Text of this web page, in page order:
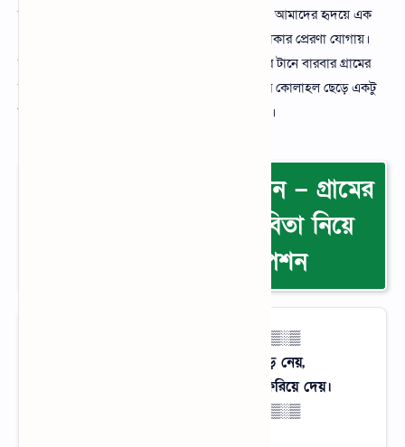
মতো নয়। এখানে প্রতিটি ঋতু নতুন রূপে ধরা দেয়, যা আমাদের হৃদয়ে এক
গভীর আত্মিক টান তৈরি করে এবং মাটির কাছাকাছি থাকার প্রেরণা যোগায়।
মানুষ তার শেকড়ের সন্ধানে এবং অকৃত্রিম ভালোবাসার টানে বারবার গ্রামের
সহজ-সরল প্রকৃতির কোলে ফিরে আসতে চায়। শহরের কোলাহল ছেড়ে একটু
শান্তির খোঁজে গ্রামের নির্জনতাই হয়ে ওঠে পরম আশ্রয়।
গ্রামের প্রকৃতি নিয়ে ক্যাপশন – গ্রামের
প্রকৃতি নিয়ে লেখা ও কবিতা নিয়ে
সেরা ফেসবুক ক্যাপশন
▒░▒░▒ শহর বনাম গ্রাম ▒░▒░▒
শহরের আলো চোখের ঘুম কেড়ে নেয়,
আর গ্রামের নিস্তব্ধতা প্রাণের শান্তি ফিরিয়ে দেয়।
▒░▒░▒ শহর বনাম গ্রাম ▒░▒░▒